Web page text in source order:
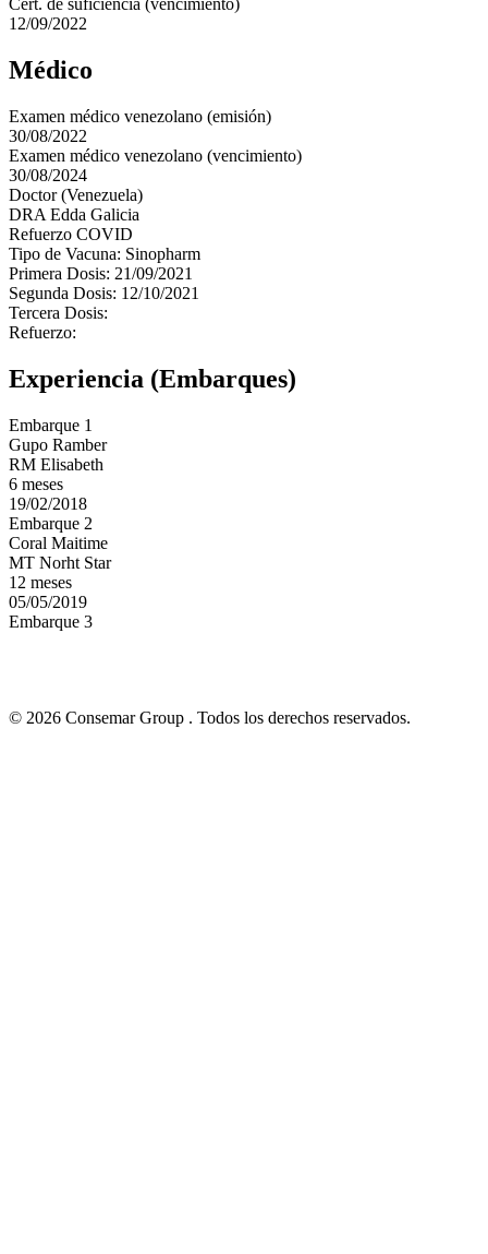
Cert. de suficiencia (vencimiento)
12/09/2022
Médico
Examen médico venezolano (emisión)
30/08/2022
Examen médico venezolano (vencimiento)
30/08/2024
Doctor (Venezuela)
DRA Edda Galicia
Refuerzo COVID
Tipo de Vacuna: Sinopharm
Primera Dosis: 21/09/2021
Segunda Dosis: 12/10/2021
Tercera Dosis:
Refuerzo:
Experiencia (Embarques)
Embarque 1
Gupo Ramber
RM Elisabeth
6 meses
19/02/2018
Embarque 2
Coral Maitime
MT Norht Star
12 meses
05/05/2019
Embarque 3
© 2026 Consemar Group . Todos los derechos reservados.